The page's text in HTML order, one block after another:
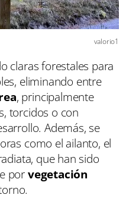
valorio1
claras forestales para
eliminando entre
, principalmente
torcidos o con
Además, se
como el ailanto, el
que han sido
porvegetación